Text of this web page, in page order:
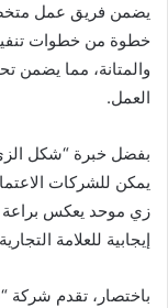
يضمن فريق عمل
خطوة من خطوات تنفيذ
والمتانة، مما يضمن
العمل.
بفضل خبرة “شكل
يمكن للشركات
زي موحد يعكس براعة
إيجابية للعلامة
باختصار، تقدم